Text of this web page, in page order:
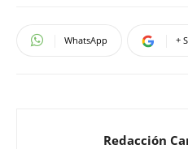
WhatsApp +
Redacción